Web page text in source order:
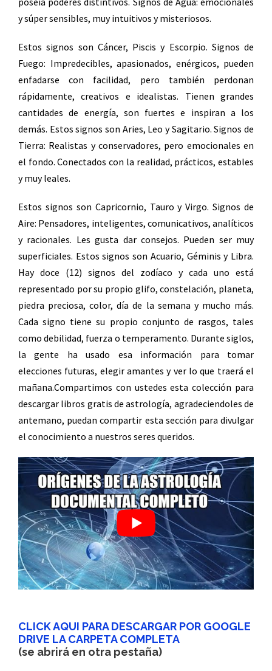
y súper sensibles, muy intuitivos y misteriosos.
Estos signos son Cáncer, Piscis y Escorpio. Signos de
Fuego: Impredecibles, apasionados, enérgicos, pueden
enfadarse con facilidad, pero también perdonan
rápidamente, creativos e idealistas. Tienen grandes
cantidades de energía, son fuertes e inspiran a los
demás. Estos signos son Aries, Leo y Sagitario. Signos de
Tierra: Realistas y conservadores, pero emocionales en
el fondo. Conectados con la realidad, prácticos, estables
y muy leales.
Estos signos son Capricornio, Tauro y Virgo. Signos de
Aire: Pensadores, inteligentes, comunicativos, analíticos
y racionales. Les gusta dar consejos. Pueden ser muy
superficiales. Estos signos son Acuario, Géminis y Libra.
Hay doce (12) signos del zodíaco y cada uno está
representado por su propio glifo, constelación, planeta,
piedra preciosa, color, día de la semana y mucho más.
Cada signo tiene su propio conjunto de rasgos, tales
como debilidad, fuerza o temperamento. Durante siglos,
la gente ha usado esa información para tomar
elecciones futuras, elegir amantes y ver lo que traerá el
mañana.Compartimos con ustedes esta colección para
descargar libros gratis de astrología, agradeciendoles de
antemano, puedan compartir esta sección para divulgar
el conocimiento a nuestros seres queridos.
CLICK AQUI PARA DESCARGAR POR GOOGLE
DRIVE LA CARPETA COMPLETA
(se abrirá en otra pestaña)